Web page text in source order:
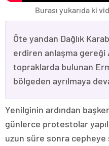
Burası yukarıda ki
Öte yandan Dağlık
erdiren anlaşma gereği
topraklarda bulunan
bölgeden ayrılmaya
Yenilginin ardından
günlerce protestolar
uzun süre sonra